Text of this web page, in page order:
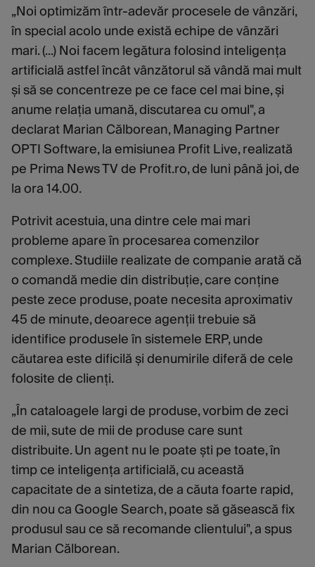
„Noi optimizăm într-adevăr procesele de vânzări,
în special acolo unde există echipe de vânzări
mari. (...) Noi facem legătura folosind inteligența
artificială astfel încât vânzătorul să vândă mai mult
și să se concentreze pe ce face cel mai bine, și
anume relația umană, discutarea cu omul", a
declarat Marian Călborean, Managing Partner
OPTI Software, la emisiunea Profit Live, realizată
pe Prima News TV de Profit.ro, de luni până joi, de
la ora 14.00.
Potrivit acestuia, una dintre cele mai mari
probleme apare în procesarea comenzilor
complexe. Studiile realizate de companie arată că
o comandă medie din distribuție, care conține
peste zece produse, poate necesita aproximativ
45 de minute, deoarece agenții trebuie să
identifice produsele în sistemele ERP, unde
căutarea este dificilă și denumirile diferă de cele
folosite de clienți.
„În cataloagele largi de produse, vorbim de zeci
de mii, sute de mii de produse care sunt
distribuite. Un agent nu le poate ști pe toate, în
timp ce inteligența artificială, cu această
capacitate de a sintetiza, de a căuta foarte rapid,
din nou ca Google Search, poate să găsească fix
produsul sau ce să recomande clientului", a spus
Marian Călborean.